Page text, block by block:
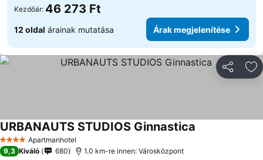
Kezdőár: 46 273 Ft
12 oldal árainak mutatása Árak megjelenítése
4 KategóriaApartmanhotel
URBANAUTS STUDIOS Ginnastica
9,3 Kiváló 680 1.0 km-re innen: Városközpont